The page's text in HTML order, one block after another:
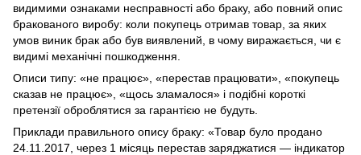
видимими ознаками несправності або браку, або повний опис
бракованого виробу: коли покупець отримав товар, за яких
умов виник брак або був виявлений, в чому виражається, чи є
видимі механічні пошкодження.
Описи типу: «не працює», «перестав працювати», «покупець
сказав не працює», «щось зламалося» і подібні короткі
претензії оброблятися за гарантією не будуть.
Приклади правильного опису браку: «Товар було продано
24.11.2017, через 1 місяць перестав заряджатися — індикатор